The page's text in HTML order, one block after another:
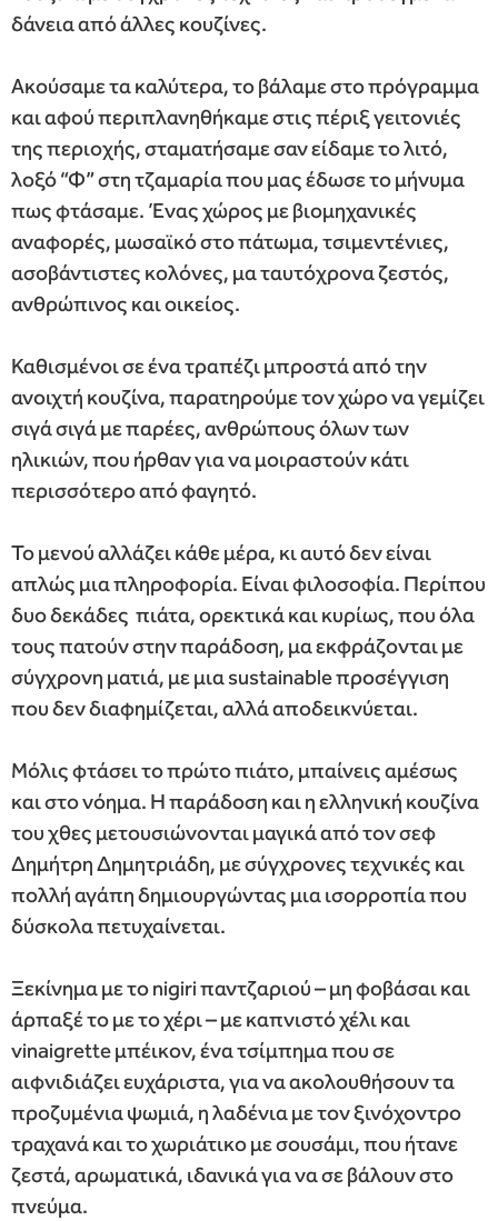
δάνεια από άλλες κουζίνες.
Ακούσαμε τα καλύτερα, το βάλαμε στο πρόγραμμα
και αφού περιπλανηθήκαμε στις πέριξ γειτονιές
της περιοχής, σταματήσαμε σαν είδαμε το λιτό,
λοξό “Φ” στη τζαμαρία που μας έδωσε το μήνυμα
πως φτάσαμε. Ένας χώρος με βιομηχανικές
αναφορές, μωσαϊκό στο πάτωμα, τσιμεντένιες,
ασοβάντιστες κολόνες, μα ταυτόχρονα ζεστός,
ανθρώπινος και οικείος.
Καθισμένοι σε ένα τραπέζι μπροστά από την
ανοιχτή κουζίνα, παρατηρούμε τον χώρο να γεμίζει
σιγά σιγά με παρέες, ανθρώπους όλων των
ηλικιών, που ήρθαν για να μοιραστούν κάτι
περισσότερο από φαγητό.
Το μενού αλλάζει κάθε μέρα, κι αυτό δεν είναι
απλώς μια πληροφορία. Είναι φιλοσοφία. Περίπου
δυο δεκάδες πιάτα, ορεκτικά και κυρίως, που όλα
τους πατούν στην παράδοση, μα εκφράζονται με
σύγχρονη ματιά, με μια sustainable προσέγγιση
που δεν διαφημίζεται, αλλά αποδεικνύεται.
Μόλις φτάσει το πρώτο πιάτο, μπαίνεις αμέσως
και στο νόημα. Η παράδοση και η ελληνική κουζίνα
του χθες μετουσιώνονται μαγικά από τον σεφ
Δημήτρη Δημητριάδη, με σύγχρονες τεχνικές και
πολλή αγάπη δημιουργώντας μια ισορροπία που
δύσκολα πετυχαίνεται.
Ξεκίνημα με το nigiri παντζαριού – μη φοβάσαι και
άρπαξέ το με το χέρι – με καπνιστό χέλι και
vinaigrette μπέικον, ένα τσίμπημα που σε
αιφνιδιάζει ευχάριστα, για να ακολουθήσουν τα
προζυμένια ψωμιά, η λαδένια με τον ξινόχοντρο
τραχανά και το χωριάτικο με σουσάμι, που ήτανε
ζεστά, αρωματικά, ιδανικά για να σε βάλουν στο
πνεύμα.